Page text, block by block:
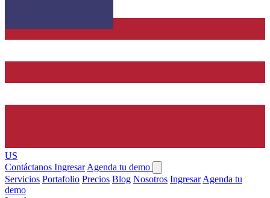
US
Contáctanos Ingresar Agenda tu demo
Servicios Portafolio Precios Blog Nosotros Ingresar Agenda tu
demo